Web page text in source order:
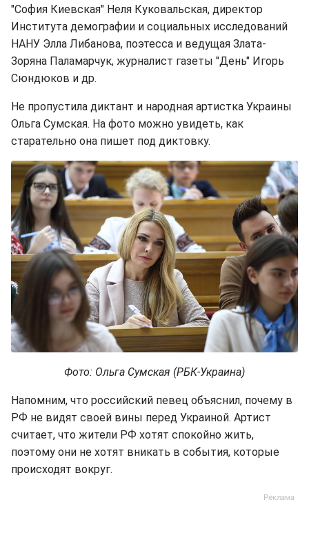
"София Киевская" Неля Куковальская, директор
Института демографии и социальных исследований
НАНУ Элла Либанова, поэтесса и ведущая Злата-
Зоряна Паламарчук, журналист газеты "День" Игорь
Сюндюков и др.
Не пропустила диктант и народная артистка Украины
Ольга Сумская. На фото можно увидеть, как
старательно она пишет под диктовку.
Фото: Ольга Сумская (РБК-Украина)
Напомним, что российский певец объяснил, почему в
РФ не видят своей вины перед Украиной. Артист
считает, что жители РФ хотят спокойно жить,
поэтому они не хотят вникать в события, которые
происходят вокруг.